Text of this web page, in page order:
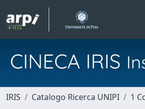
CINECA IRIS
IRIS Catalogo Ricerca UNIPI 1